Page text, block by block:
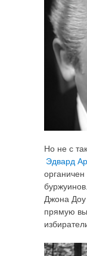
Но не с
Эдвард
Джона Доу
прямую